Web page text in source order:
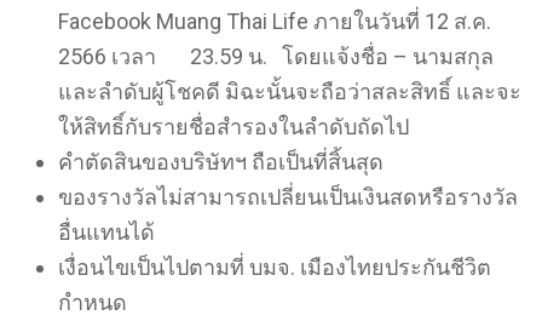
Facebook Muang Thai Life ภายในวันที่ 12 ส.ค.
2566 เวลา 23.59 น. โดยแจ้งชื่อ – นามสกุล
และลำดับผู้โชคดี มิฉะนั้นจะถือว่าสละสิทธิ์ และจะ
ให้สิทธิ์กับรายชื่อสำรองในลำดับถัดไป
คำตัดสินของบริษัทฯ ถือเป็นที่สิ้นสุด
ของรางวัลไม่สามารถเปลี่ยนเป็นเงินสดหรือรางวัล
อื่นแทนได้
เงื่อนไขเป็นไปตามที่ บมจ. เมืองไทยประกันชีวิต
กำหนด